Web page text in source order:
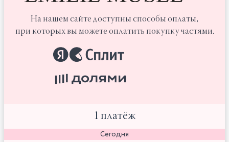
На нашем сайте доступны способы оплаты,
при которых вы можете оплатить покупку частями.
1 платёж
Сегодня